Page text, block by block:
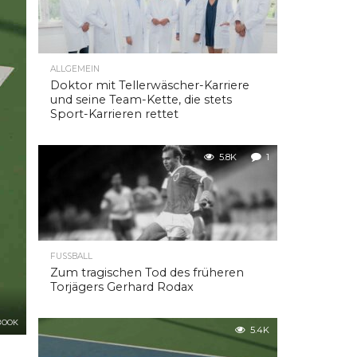
ALLGEMEIN
Doktor mit Tellerwäscher-Karriere
und seine Team-Kette, die stets
Sport-Karrieren rettet
5.8K 1
FUSSBALL
Zum tragischen Tod des früheren
Torjägers Gerhard Rodax
5.4K